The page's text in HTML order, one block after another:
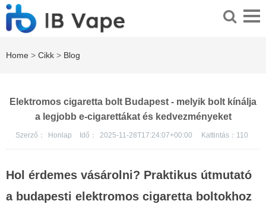
Home > Cikk > Blog
Elektromos cigaretta bolt Budapest - melyik bolt kínálja
a legjobb e-cigarettákat és kedvezményeket
Szerző： Honlap Idő： 2025-11-28T17:24:07+00:00 Kattintás： 110
Hol érdemes vásárolni? Praktikus útmutató
a budapesti elektromos cigaretta boltokhoz